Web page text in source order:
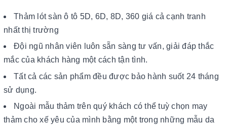
Thảm lót sàn ô tô 5D, 6D, 8D, 360 giá cả cạnh tranh
nhất thị trường
Đội ngũ nhân viên luôn sẵn sàng tư vấn, giải đáp thắc
mắc của khách hàng một cách tận tình.
Tất cả các sản phẩm đều được bảo hành suốt 24 tháng
sử dụng.
Ngoài mẫu thảm trên quý khách có thể tuỳ chọn may
thảm cho xế yêu của mình bằng một trong những mẫu da